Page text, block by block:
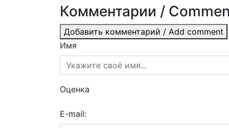
Комментарии /
Добавить комментарий / Add comment
Имя
Оценка
E-mail: